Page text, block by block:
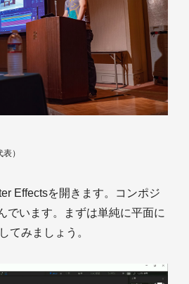
）
Effectsを開きます。コンポジ
でいます。まずは単純に平面に
てみましょう。